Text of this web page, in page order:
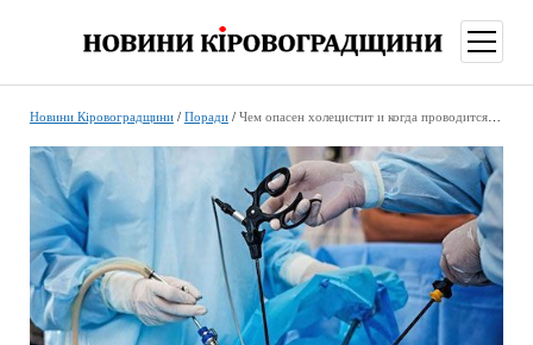
меню
Новини Кіровоградщини/ Поради/ Чем опасен холецистит и когда проводится удаление желчного пузыря